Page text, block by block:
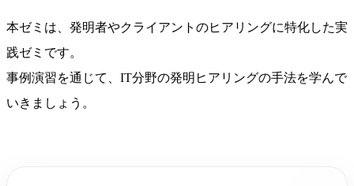
本ゼミは、発明者やクライアントのヒアリングに特化した実
践ゼミです。
事例演習を通じて、IT分野の発明ヒアリングの手法を学んで
いきましょう。